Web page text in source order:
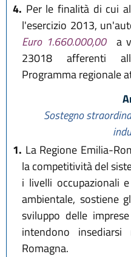
4. Per le finalità di cui
l'esercizio 2013,
Euro 1.660.000,00
a
23018 afferenti
Programma regionale
Sostegno
1. La Regione Emilia-
la competitività del
i livelli occupazionali
ambientale, sostiene
sviluppo delle
intendono
Romagna.